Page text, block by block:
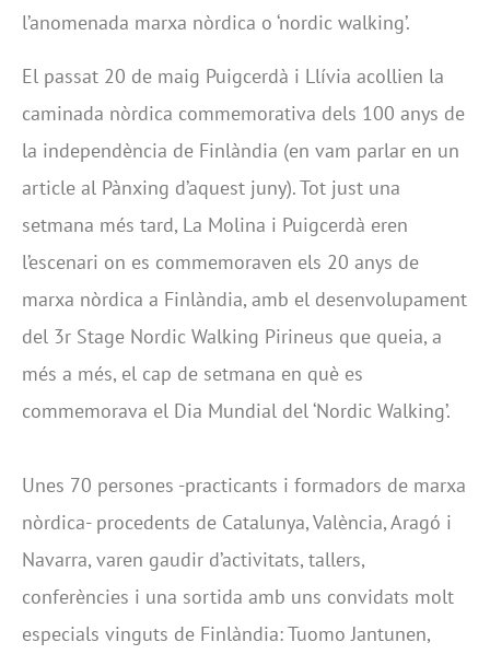
l’anomenada marxa nòrdica o ‘nordic walking’.
El passat 20 de maig Puigcerdà i Llívia acollien la
caminada nòrdica commemorativa dels 100 anys de
la independència de Finlàndia (en vam parlar en un
article al Pànxing d’aquest juny). Tot just una
setmana més tard, La Molina i Puigcerdà eren
l’escenari on es commemoraven els 20 anys de
marxa nòrdica a Finlàndia, amb el desenvolupament
del 3r Stage Nordic Walking Pirineus que queia, a
més a més, el cap de setmana en què es
commemorava el Dia Mundial del ‘Nordic Walking’.
Unes 70 persones -practicants i formadors de marxa
nòrdica- procedents de Catalunya, València, Aragó i
Navarra, varen gaudir d’activitats, tallers,
conferències i una sortida amb uns convidats molt
especials vinguts de Finlàndia: Tuomo Jantunen,